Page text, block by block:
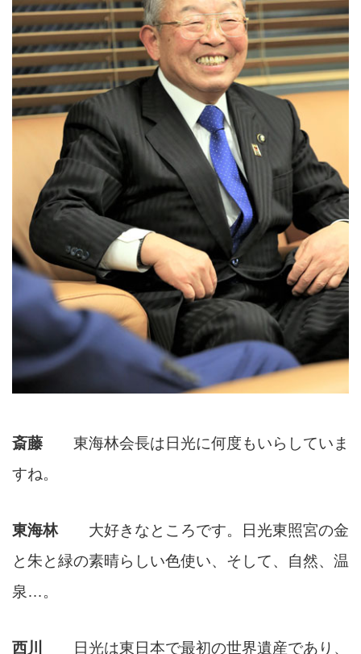
斎藤 東海林会長は日光に何度もいらしていま
すね。
東海林大好きなところです。日光東照宮の金
と朱と緑の素晴らしい色使い、そして、自然、温
泉…。
西川
日光は東日本で最初の世界遺産であり、